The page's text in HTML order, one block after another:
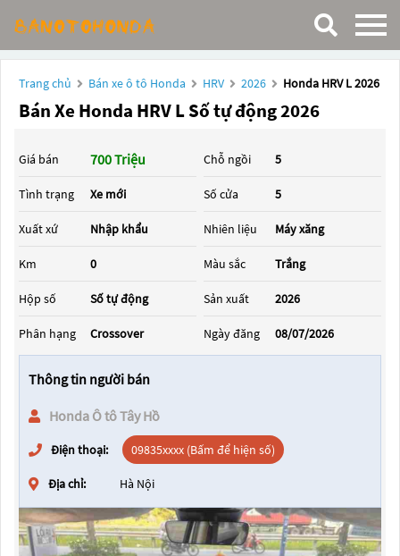
Trang chủ Bán xe ô tô Honda HRV 2026 Honda HRV L 2026
Bán Xe Honda HRV L Số tự động 2026
Giá bán 700 Triệu
Tình trạng Xe mới
Xuất xứ Nhập khẩu
Km 0
Hộp số Số tự động
Phân hạng Crossover
Chỗ ngồi 5
Số cửa 5
Nhiên liệu Máy xăng
Màu sắc Trắng
Sản xuất 2026
Ngày đăng 08/07/2026
Thông tin người bán
Honda Ô tô Tây Hồ
Điện thoại: 09835xxxx (Bấm để hiện số)
Địa chỉ: Hà Nội